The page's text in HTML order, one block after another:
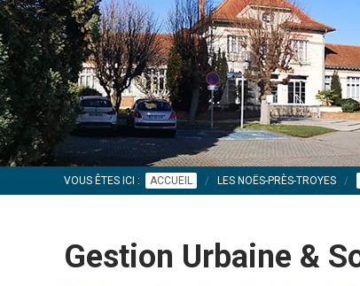
VOUS ÊTES ICI : ACCUEIL LES NOËS-PRÈS-TROYES
Gestion Urbaine &